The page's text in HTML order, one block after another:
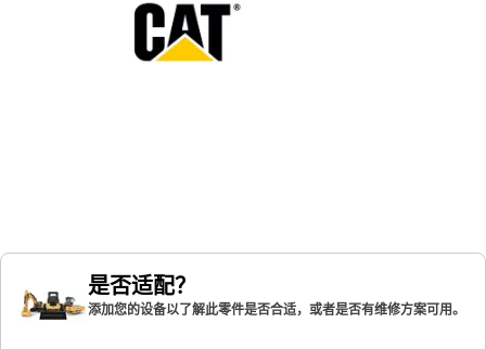
是否适配？
添加您的设备以了解此零件是否合适，或者是否有维修方案可用。